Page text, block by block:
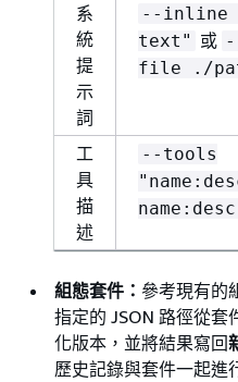
系
統
提
示
詞
--inline
text" 或
file ./
工
具
描
述
--tools
組態套件： 參考現有的
指定的 JSON 路徑從套
化版本，並將結果寫回
歷史記錄與套件一起進